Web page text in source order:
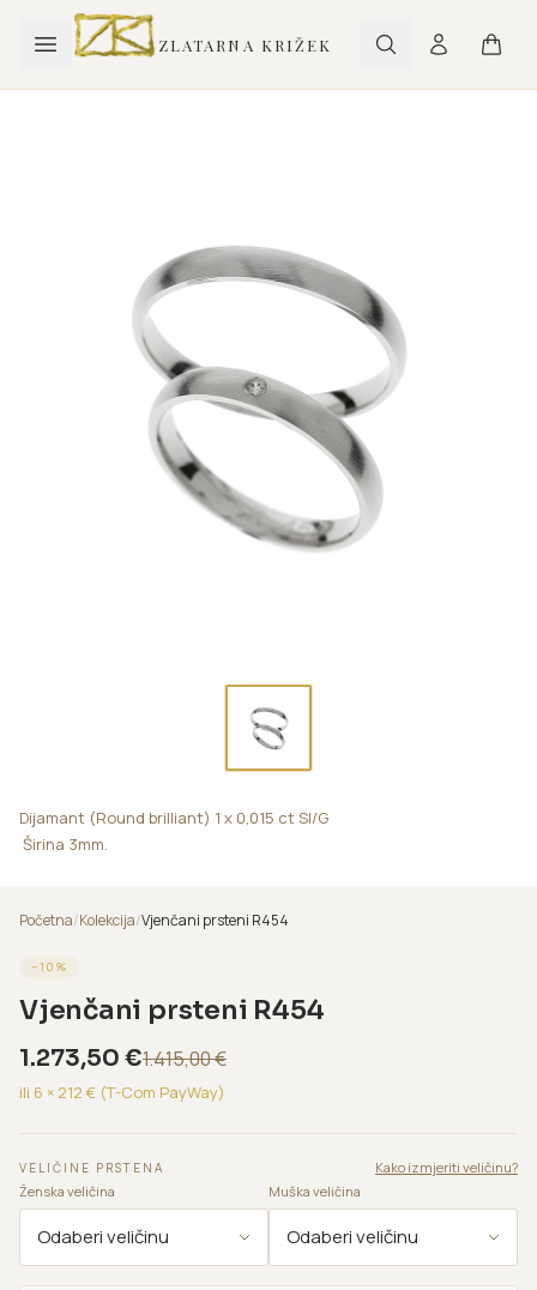
ZLATARNA KRIŽEK
Dijamant (Round brilliant) 1 x 0,015 ct SI/G
Širina 3mm.
Početna/Kolekcija/Vjenčani prsteni R454
− 10 %
Vjenčani prsteni R454
1.273,50 €1.415,00€
ili 6 × 212 € (T-Com PayWay)
VELIČINE PRSTENA
Kako izmjeriti veličinu?
Ženska veličina
Muška veličina